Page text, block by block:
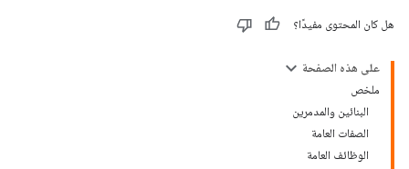
هل كان المحتوى مفيدًا؟
على هذه الصفحة
ملخص
البنائين والمدمرين
الصفات العامة
الوظائف العامة